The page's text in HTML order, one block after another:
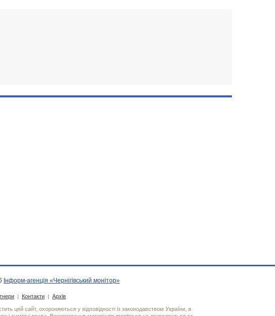
Інформ-агенція «Чернігівський монітор»
| Контакти | Архів
цей сайт, охороняються у відповідності із законодавством України, в